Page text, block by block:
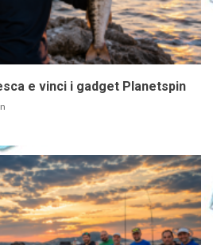
e vinci i gadget Planetspin